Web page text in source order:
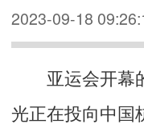
2023-09-18
亚运会开幕
光正在投向中国